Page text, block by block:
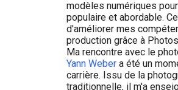
modèles numériques
populaire et abordable.
d'améliorer mes
production grâce à
Ma rencontre avec le
Yann Weber a été un
carrière. Issu de la
traditionnelle, il m'a